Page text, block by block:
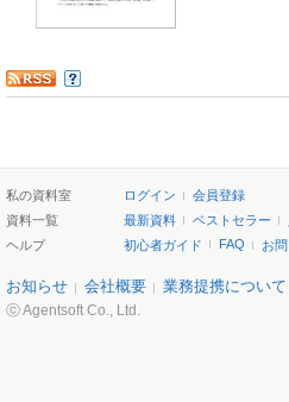
私の資料室 ログイン
会員登録
資料一覧
最新資料 ベストセラー
ヘルプ
初心者ガイド FAQ お
お知らせ 会社概要 業務提携について
ⓒ Agentsoft Co., Ltd.